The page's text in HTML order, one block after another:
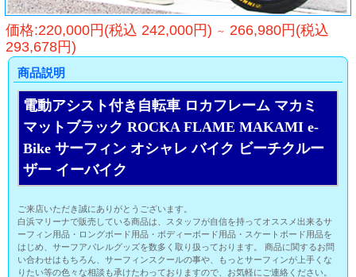
価格:220,000円(税込 242,000円) ～ 266,980円(税込
293,678円)
商品説明
電動アシスト付き自転車 ロカフレーム マカミ
マットブラック ROCKA FLAME MAKAMI e-
Bike サーフィン オシャレ バイク ビーチクルー
ザー イーバイク
ご来店いただき誠にありがとうございます。
白浜マリーナで販売している商品は、スタッフが自信を持ってオススメ出来るサ
ーフィン用品・ロングボード用品・ボディーボード用品・スケートボード用品を
はじめ、サーフアパレルグッズを数多く取り扱っております。 商品に関するお問
い合わせはもちろん、サーフィンスクールの事や、もっとサーフィンが上手くな
りたい等の色々な相談も承けたわっておりますので、お気軽にご連絡ください。